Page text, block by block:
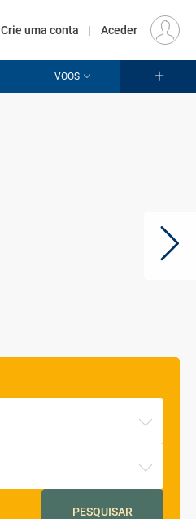
EUR
Crie uma conta | Aceder
VOOS
PESQUISAR